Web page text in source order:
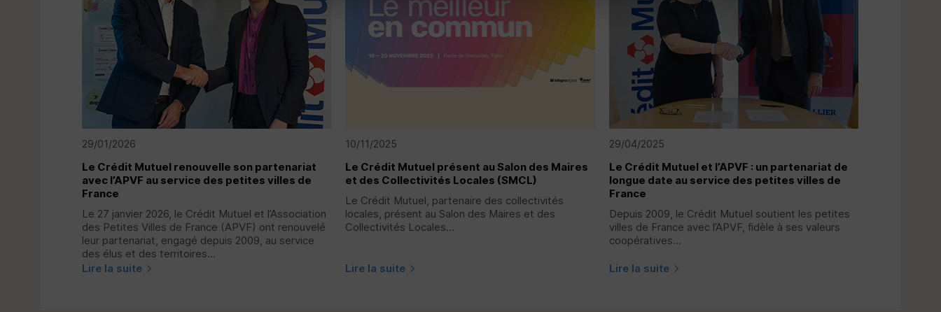
29/01/2026
Le Crédit Mutuel renouvelle son partenariat
avec l’APVF au service des petites villes de
France
Le 27 janvier 2026, le Crédit Mutuel et l’Association
des Petites Villes de France (APVF) ont renouvelé
leur partenariat, engagé depuis 2009, au service
des élus et des territoires...
Lire la suite
10/11/2025
Le Crédit Mutuel présent au Salon des Maires
et des Collectivités Locales (SMCL)
Le Crédit Mutuel, partenaire des collectivités
locales, présent au Salon des Maires et des
Collectivités Locales...
Lire la suite
29/04/2025
Le Crédit Mutuel et l’APVF : un partenariat de
longue date au service des petites villes de
France
Depuis 2009, le Crédit Mutuel soutient les petites
villes de France avec l’APVF, fidèle à ses valeurs
coopératives...
Lire la suite